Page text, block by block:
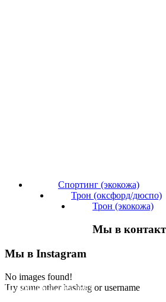
Спортинг (экокожа)
Трон (оксфорд/дюспо)
Трон (экокожа)
Мы в
Мы в Instagram
No images found!
Try some other hashtag or username
Подпишитесь на нас!